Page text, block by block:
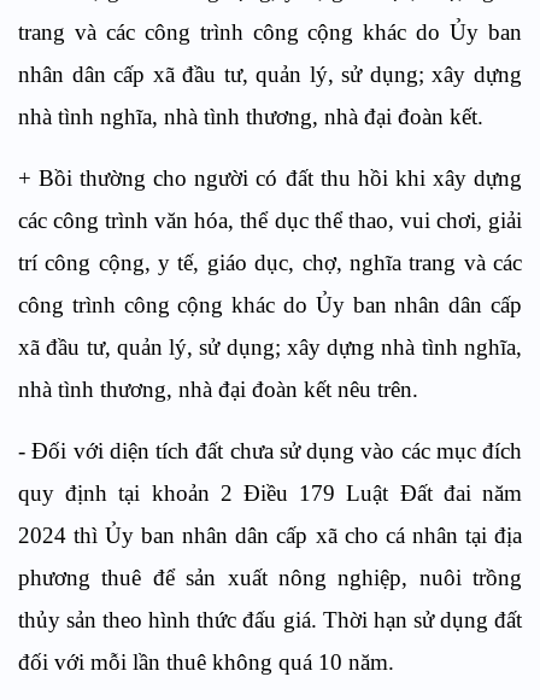
trang và các công trình công cộng khác do Ủy ban
nhân dân cấp xã đầu tư, quản lý, sử dụng; xây dựng
nhà tình nghĩa, nhà tình thương, nhà đại đoàn kết.
+ Bồi thường cho người có đất thu hồi khi xây dựng
các công trình văn hóa, thể dục thể thao, vui chơi, giải
trí công cộng, y tế, giáo dục, chợ, nghĩa trang và các
công trình công cộng khác do Ủy ban nhân dân cấp
xã đầu tư, quản lý, sử dụng; xây dựng nhà tình nghĩa,
nhà tình thương, nhà đại đoàn kết nêu trên.
- Đối với diện tích đất chưa sử dụng vào các mục đích
quy định tại khoản 2 Điều 179 Luật Đất đai năm
2024 thì Ủy ban nhân dân cấp xã cho cá nhân tại địa
phương thuê để sản xuất nông nghiệp, nuôi trồng
thủy sản theo hình thức đấu giá. Thời hạn sử dụng đất
đối với mỗi lần thuê không quá 10 năm.